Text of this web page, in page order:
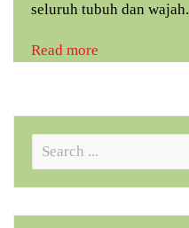
seluruh tubuh dan wajah.
Read more